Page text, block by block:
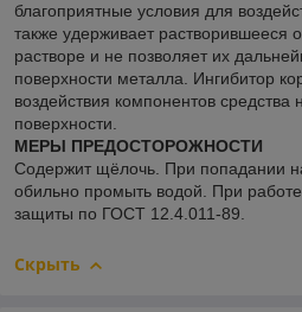
благоприятные условия для
также удерживает
растворе и не позволяет их
поверхности металла. Ингибитор
воздействия компонентов средства
поверхности.
МЕРЫ ПРЕДОСТОРОЖНОСТИ
Содержит щёлочь. При попадании
обильно промыть водой. При работе
защиты по ГОСТ 12.4.011-89.
Скрыть